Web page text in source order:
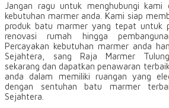
Jangan ragu untuk menghubungi kami
kebutuhan marmer anda. Kami siap
produk batu marmer yang tepat untuk
renovasi rumah hingga
Percayakan kebutuhan marmer anda
Sejahtera, sang Raja Marmer
sekarang dan dapatkan penawaran
anda dalam memiliki ruangan yang
dengan sentuhan batu marmer
Sejahtera.